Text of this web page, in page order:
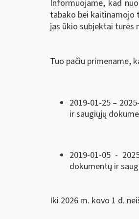
Informuojame, kad
tabako bei kaitinamojo
jas ūkio subjektai turės
Tuo pačiu primename,
2019-01-25 –
ir saugiųjų
2019-01-05 -
dokumentų ir
Iki 2026 m. kovo 1 d.